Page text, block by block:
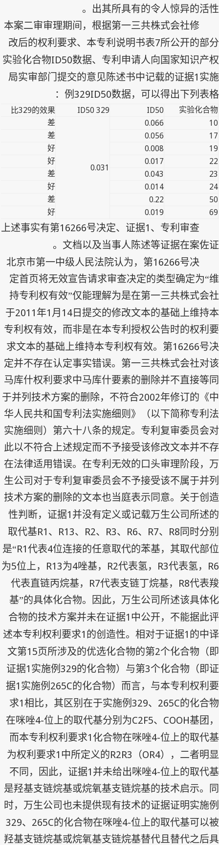
出其所具有的令人惊异的活性。
本案二审审理期间，根据第一三共株式会社修
改后的权利要求、本专利说明书表7所公开的部分
实验化合物ID50数据、专利申请人向国家知识产权
局实审部门提交的意见陈述书中记载的证据1 实施
例 329ID50数据，可以得出下列表格：
实验化合物
ID50
329 ID50
比329的效果
10
0.066
0.031
差
17
0.056
差
19
0.008
好
22
0.017
好
23
0.043
差
24
0.014
好
50
0.22
差
69
0.019
好
上述事实有第16266号决定、证据1 、专利审查
文档以及当事人陈述等证据在案佐证。
北京市第一中级人民法院认为，第16266号决
定首页将无效宣告请求审查决定的类型确定为“维
持专利权有效”仅能理解为是在第一三共株式会社
于2011 年1 月 14 日提交的修改文本的基础上维持本
专利权有效，而非是在本专利授权公告时的权利要
求文本的基础上维持本专利权有效。第16266号决
定并不存在认定事实错误。第一三共株式会社对该
马库什权利要求中马库什要素的删除并不直接等同
于并列技术方案的删除，不符合2002年修订的《中
华人民共和国专利法实施细则》（以下简称专利法
实施细则）第六十八条的规定。专利复审委员会对
此以不符合上述规定而不予接受该修改文本并不存
在法律适用错误。在专利无效的口头审理阶段，万
生公司对于专利复审委员会不予接受该不属于并列
技术方案的删除的文本也当庭表示同意。关于创造
性判断，证据1 并没有定义或记载万生公司所述的
取代基R1 、 R13、 R2、 R3、 R6、 R7、 R8 同时分别
是“R1代表4位连接的任意取代的苯基，其取代部位
为5位上， R13为4唑基， R2代表氢， R3代表氢， R6
代表直链丙烷基， R7代表支链丁烷基， R8代表羧
基”的具体化合物。因此，万生公司所述该具体化
合物的技术方案并未在证据1 中公开，不能据此评
述本专利权利要求1 的创造性。相对于证据1 的中译
文第15页所涉及的优选化合物的第2个化合物（即
证据1 实施例 329的化合物）与第3个化合物（即证
据1 实施例 265C的化合物）而言，与本专利权利要
求1相比，其区别在于实施例 329、 265C的化合物
在咪唑4-位上的取代基分别为C2F5、 COOH基团，
而本专利权利要求1 化合物在咪唑4-位上的取代基
为权利要求1 中所定义的R2R3 （OR4），二者明显
不同，因此，证据1 并未给出咪唑4-位上的取代基
是羟基支链烷基或烷氧基支链烷基的技术启示。同
时，万生公司也未提供现有技术的证据证明实施例
329、 265C的化合物在咪唑4-位上的取代基可以被
羟基支链烷基或烷氧基支链烷基替代且替代之后具